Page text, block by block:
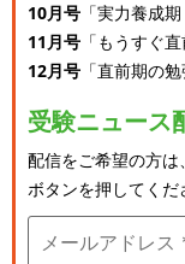
10月号 「実力養成
11月号 「もうすぐ
12月号 「直前期の勉
受験ニュース
配信をご希望の方は
ボタンを押してくだ